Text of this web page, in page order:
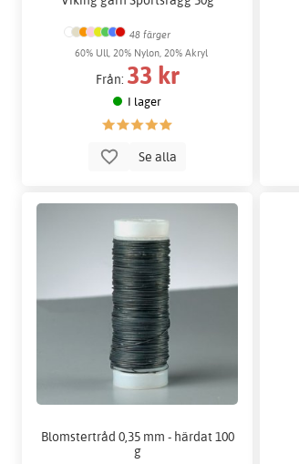
48 färger
60% Ull, 20% Nylon, 20% Akryl
Från: 33 kr
I lager
Se alla
Blomstertråd 0,35 mm - härdat 100
g